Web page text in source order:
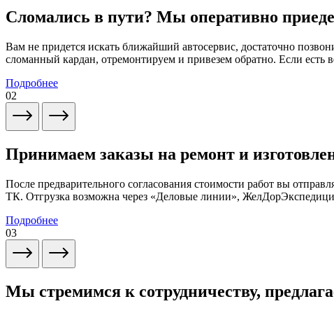
Сломались в пути? Мы оперативно
Вам не придется искать ближайший автосервис, достаточно
сломанный кардан, отремонтируем и привезем обратно. Если есть
Подробнее
02
Принимаем заказы на ремонт и
После предварительного согласования стоимости работ вы
ТК. Отгрузка возможна через «Деловые линии»,
Подробнее
03
Мы стремимся к сотрудничеству,